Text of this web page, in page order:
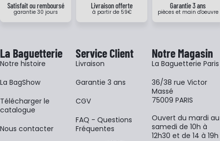
Satisfait ou remboursé
garantie 30 jours
Livraison offerte
à partir de 59€
Garantie 3 ans
pièces et main d'oeuvre
La Baguetterie
Notre histoire
La BagShow
​Télécharger le
catalogue
Nous contacter
Service Client
Livraison
Garantie 3 ans
CGV
FAQ - Questions
Fréquentes
Notre Magasin
La Baguetterie Paris
36/38 rue Victor
Massé
75009 PARIS
Ouvert du mardi au
samedi de 10h à
12h30 et de 14 à 19h